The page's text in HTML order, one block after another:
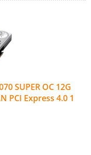
SUPER OC 12G
PCI Express 4.0 1